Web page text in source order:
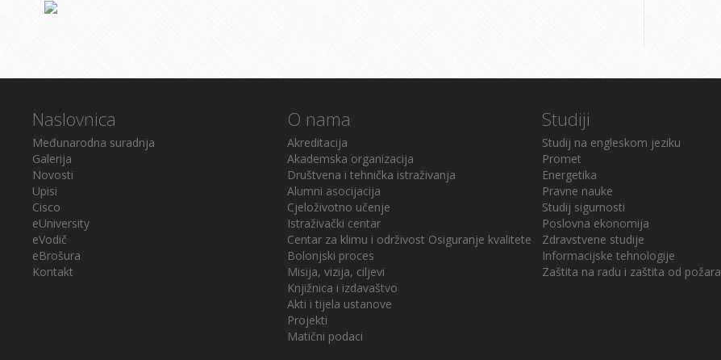
Naslovnica
Međunarodna suradnja
Galerija
Novosti
Upisi
Cisco
eUniversity
eVodič
eBrošura
Kontakt
O nama
Akreditacija
Akademska organizacija
Društvena i tehnička istraživanja
Alumni asocijacija
Cjeloživotno učenje
Istraživački centar
Centar za klimu i održivost Osiguranje kvalitete
Bolonjski proces
Misija, vizija, ciljevi
Knjižnica i izdavaštvo
Akti i tijela ustanove
Projekti
Matični podaci
Studiji
Studij na engleskom jeziku
Promet
Energetika
Pravne nauke
Studij sigurnosti
Poslovna ekonomija
Zdravstvene studije
Informacijske tehnologije
Zaštita na radu i zaštita od požara